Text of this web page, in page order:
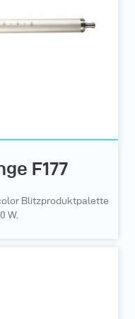
F177
Blitzproduktpalette
W.